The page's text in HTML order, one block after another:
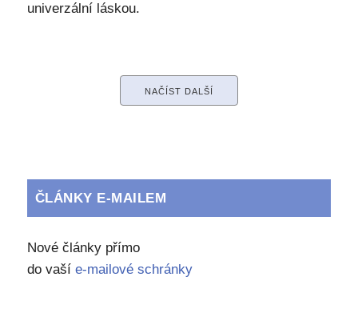
univerzální láskou.
NAČÍST DALŠÍ
ČLÁNKY E-MAILEM
Nové články přímo
do vaší e-mailové schránky